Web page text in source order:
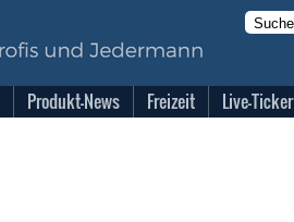
Produkt-News Freizeit Live-Ticker